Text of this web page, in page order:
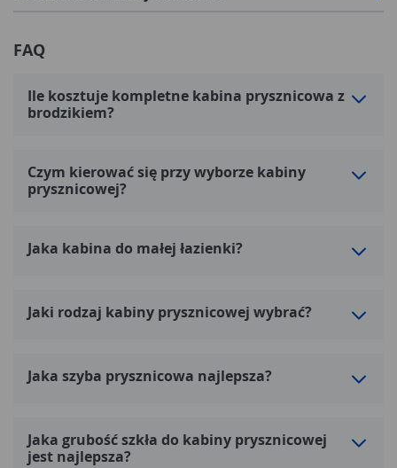
FAQ
Ile kosztuje kompletne kabina prysznicowa z
brodzikiem?
Czym kierować się przy wyborze kabiny
prysznicowej?
Jaka kabina do małej łazienki?
Jaki rodzaj kabiny prysznicowej wybrać?
Jaka szyba prysznicowa najlepsza?
Jaka grubość szkła do kabiny prysznicowej
jest najlepsza?